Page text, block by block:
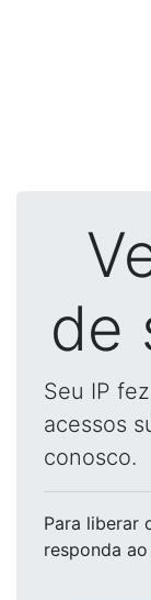
de
Seu IP
acessos
conosco.
Para liberar
responda